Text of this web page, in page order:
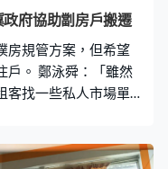
短期可以住進過渡房
熱線，處理規管簡樸
府協助劏房戶搬遷
房規管方案，但希望
戶。 鄭泳舜：「雖然
客找一些私人市場單
專線，讓假設如果劏